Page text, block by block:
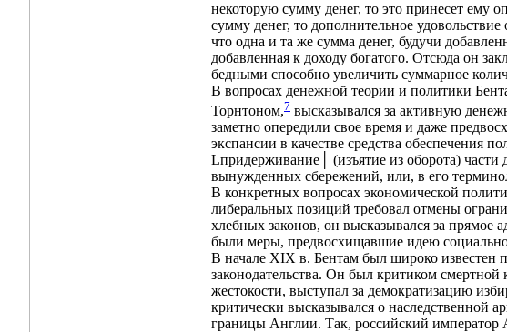
некоторую сумму денег, то это принесет ему
сумму денег, то дополнительное
что одна и та же сумма денег, будучи
добавленная к доходу богатого. Отсюда он
бедными способно увеличить суммарное
В вопросах денежной теории и политики
Торнтоном,7 высказывался за активную
заметно опередили свое время и даже
экспансии в качестве средства обеспечения
Lпридерживание│ (изъятие из оборота)
вынужденных сбережений, или, в его
В конкретных вопросах экономической
либеральных позиций требовал отмены
хлебных законов, он высказывался за прямое
были меры, предвосхищавшие идею
В начале XIX в. Бентам был широко известен
законодательства. Он был критиком смертной
жестокости, выступал за демократизацию
критически высказывался о наследственной
границы Англии. Так, российский император